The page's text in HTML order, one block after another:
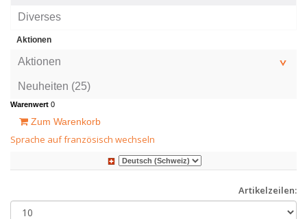
Diverses
Aktionen
Aktionen
Neuheiten (25)
Warenwert 0
Zum Warenkorb
Sprache auf französisch wechseln
Artikelzeilen: